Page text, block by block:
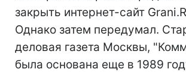
закрыть интернет-сайт
Однако затем передумал.
деловая газета Москвы,
была основана еще в 1989